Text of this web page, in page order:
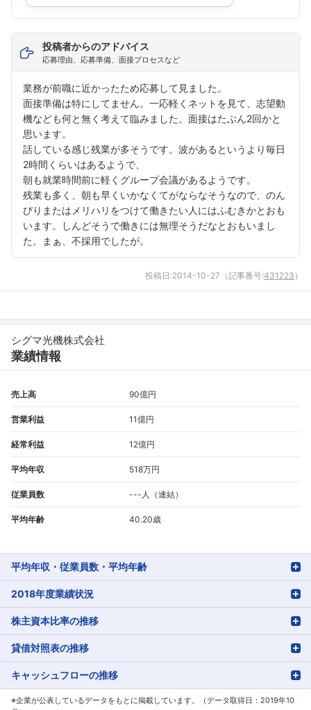
フォローしました
投稿者からのアドバイス
応募理由、応募準備、面接プロセスなど
業務が前職に近かったため応募して見ました。
面接準備は特にしてません。一応軽くネットを見て、志望動
機なども何と無く考えて臨みました。面接はたぶん2回かと
思います。
話している感じ残業が多そうです。波があるというより毎日
2時間くらいはあるようで、
朝も就業時間前に軽くグループ会議があるようです。
残業も多く、朝も早くいかなくてがならなそうなので、のん
びりまたはメリハリをつけて働きたい人にはふむきかとおも
います。しんどそうで働きには無理そうだなとおもいまし
た。まぁ、不採用でしたが。
投稿日:2014-10-27 （記事番号:431223 ）
シグマ光機株式会社
業績情報
売上高 90億円
営業利益 11億円
経常利益 12億円
平均年収 518万円
従業員数 ---人（連結）
平均年齢 40.20歳
平均年収・従業員数・平均年齢
2018年度業績状況
株主資本比率の推移
貸借対照表の推移
キャッシュフローの推移
※企業が公表しているデータをもとに掲載しています。（データ取得日：2019年10